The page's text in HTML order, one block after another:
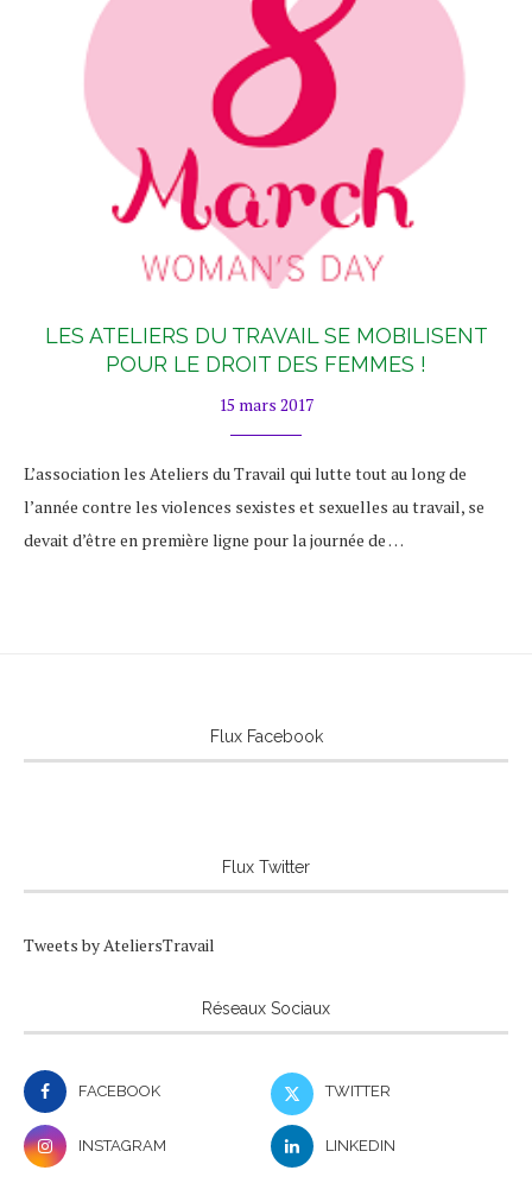
LES ATELIERS DU TRAVAIL SE MOBILISENT
POUR LE DROIT DES FEMMES !
15 mars 2017
L’association les Ateliers du Travail qui lutte tout au long de
l’année contre les violences sexistes et sexuelles au travail, se
devait d’être en première ligne pour la journée de …
Flux Facebook
Flux Twitter
Tweets by AteliersTravail
Réseaux Sociaux
FACEBOOK TWITTER
INSTAGRAM LINKEDIN